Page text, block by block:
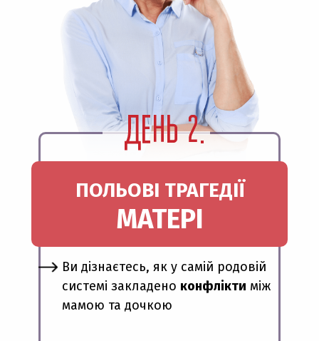
ПОЛЬОВІ ТРАГЕДІЇ
МАТЕРІ
Ви дізнаєтесь, як у самій родовій
системі закладено конфлікти між
мамою та дочкою